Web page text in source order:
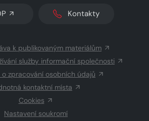
Kontakty
k publikovaným materiálům
služby informační společnosti
o zpracování osobních údajů
kontaktní místa
Cookies
Nastavení soukromí